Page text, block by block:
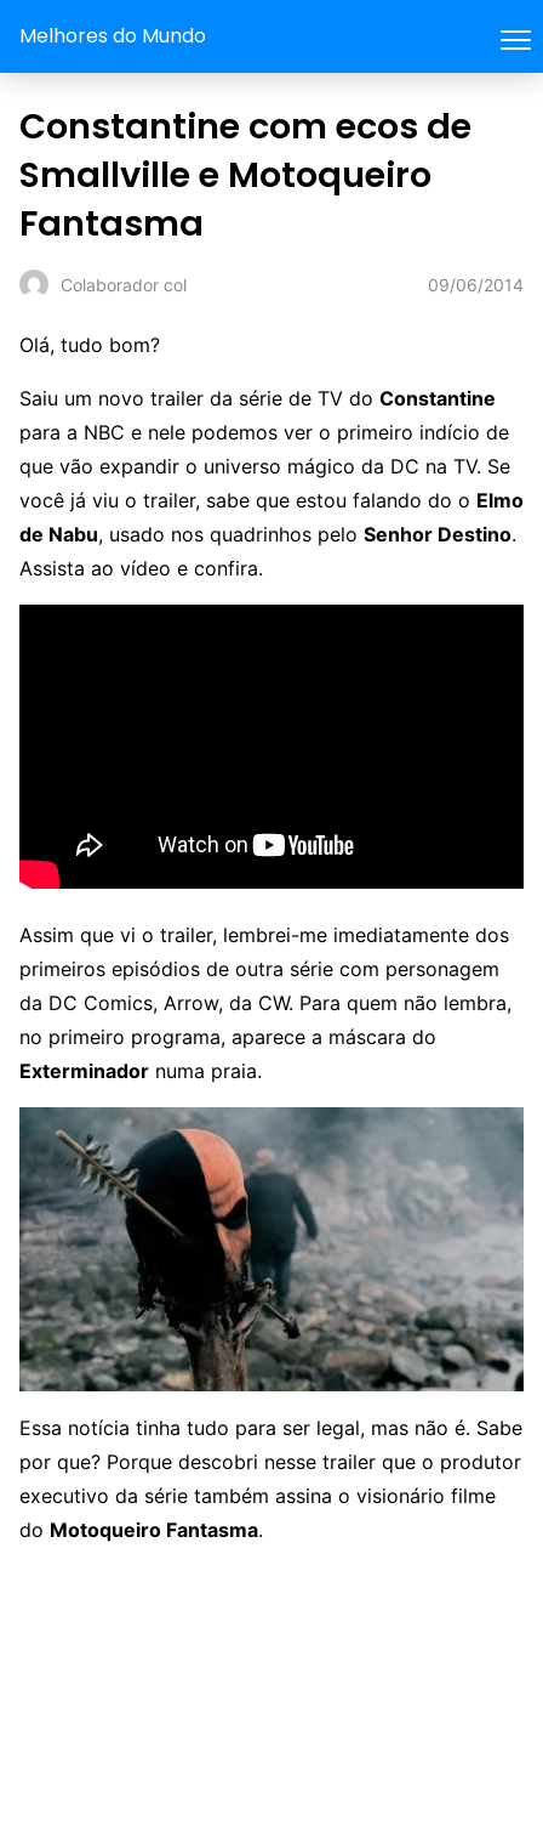
Melhores do Mundo
Constantine com ecos de
Smallville e Motoqueiro
Fantasma
Colaborador col 09/06/2014
Olá, tudo bom?
Saiu um novo trailer da série de TV do Constantine
para a NBC e nele podemos ver o primeiro indício de
que vão expandir o universo mágico da DC na TV. Se
você já viu o trailer, sabe que estou falando do o Elmo
de Nabu, usado nos quadrinhos pelo Senhor Destino.
Assista ao vídeo e confira.
Assim que vi o trailer, lembrei-me imediatamente dos
primeiros episódios de outra série com personagem
da DC Comics, Arrow, da CW. Para quem não lembra,
no primeiro programa, aparece a máscara do
Exterminador numa praia.
Essa notícia tinha tudo para ser legal, mas não é. Sabe
por que? Porque descobri nesse trailer que o produtor
executivo da série também assina o visionário filme
do Motoqueiro Fantasma.